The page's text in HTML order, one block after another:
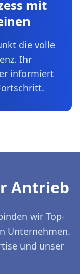
mit
die volle
Ihr
informiert
Antrieb
wir Top-
Unternehmen.
und unser